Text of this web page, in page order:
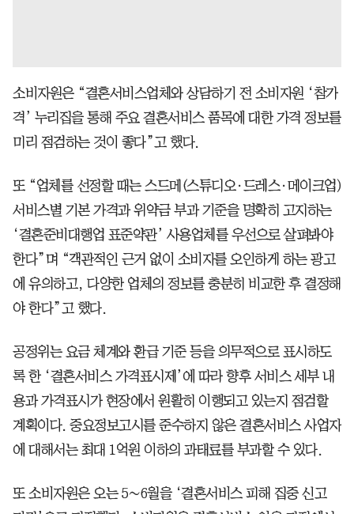
소비자원은 “결혼서비스업체와 상담하기 전 소비자원 ‘참가
격’ 누리집을 통해 주요 결혼서비스 품목에 대한 가격 정보를
미리 점검하는 것이 좋다”고 했다.
또 “업체를 선정할 때는 스드메(스튜디오·드레스·메이크업)
서비스별 기본 가격과 위약금 부과 기준을 명확히 고지하는
‘결혼준비대행업 표준약관’ 사용업체를 우선으로 살펴봐야
한다”며 “객관적인 근거 없이 소비자를 오인하게 하는 광고
에 유의하고, 다양한 업체의 정보를 충분히 비교한 후 결정해
야 한다”고 했다.
공정위는 요금 체계와 환급 기준 등을 의무적으로 표시하도
록 한 ‘결혼서비스 가격표시제’에 따라 향후 서비스 세부 내
용과 가격표시가 현장에서 원활히 이행되고 있는지 점검할
계획이다. 중요정보고시를 준수하지 않은 결혼서비스 사업자
에 대해서는 최대 1억원 이하의 과태료를 부과할 수 있다.
또 소비자원은 오는 5∼6월을 ‘결혼서비스 피해 집중 신고